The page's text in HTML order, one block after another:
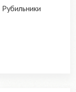
Рубильники